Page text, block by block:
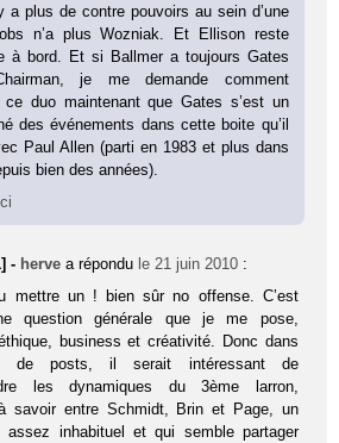
a plus de contre pouvoirs au sein d’une
n’a plus Wozniak. Et Ellison reste
à bord. Et si Ballmer a toujours Gates
je me demande comment
ce duo maintenant que Gates s’est un
des événements dans cette boite qu’il
Paul Allen (parti en 1983 et plus dans
bien des années).
- herve a répondu le 21 juin 2010 :
mettre un ! bien sûr no offense. C’est
question générale que je me pose,
business et créativité. Donc dans
de posts, il serait intéressant de
les dynamiques du 3ème larron,
savoir entre Schmidt, Brin et Page, un
assez inhabituel et qui semble partager